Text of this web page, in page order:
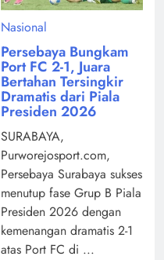
Nasional
Persebaya Bungkam
Port FC 2-1, Juara
Bertahan Tersingkir
Dramatis dari Piala
Presiden 2026
SURABAYA,
Purworejosport.com,
Persebaya Surabaya sukses
menutup fase Grup B Piala
Presiden 2026 dengan
kemenangan dramatis 2-1
atas Port FC di ...